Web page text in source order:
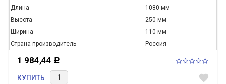
Длина
1080 мм
Высота
250 мм
Ширина
110 мм
Страна производитель
Россия
1 984,44 Р
КУПИТЬ favorite